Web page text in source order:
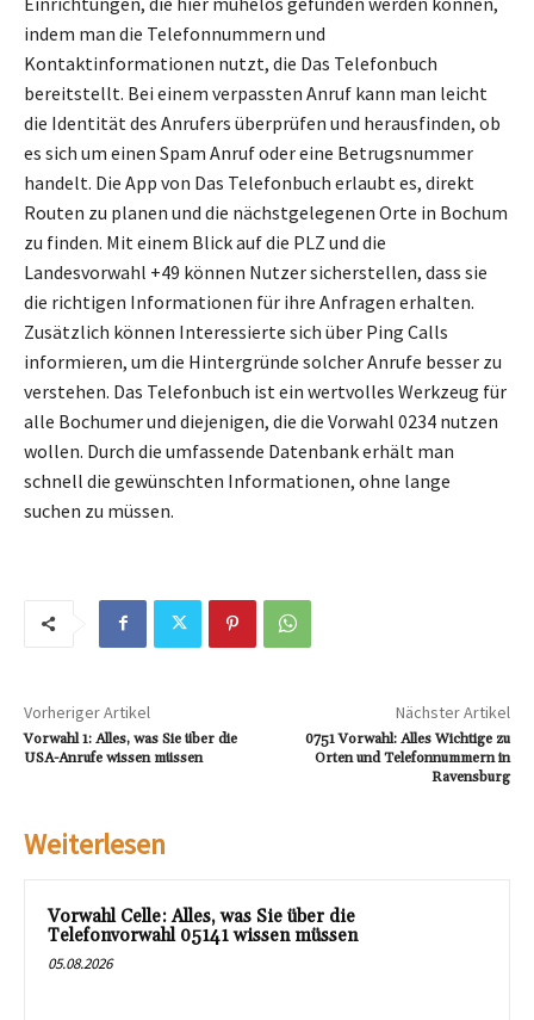
indem man die Telefonnummern und
Kontaktinformationen nutzt, die Das Telefonbuch
bereitstellt. Bei einem verpassten Anruf kann man leicht
die Identität des Anrufers überprüfen und herausfinden, ob
es sich um einen Spam Anruf oder eine Betrugsnummer
handelt. Die App von Das Telefonbuch erlaubt es, direkt
Routen zu planen und die nächstgelegenen Orte in Bochum
zu finden. Mit einem Blick auf die PLZ und die
Landesvorwahl +49 können Nutzer sicherstellen, dass sie
die richtigen Informationen für ihre Anfragen erhalten.
Zusätzlich können Interessierte sich über Ping Calls
informieren, um die Hintergründe solcher Anrufe besser zu
verstehen. Das Telefonbuch ist ein wertvolles Werkzeug für
alle Bochumer und diejenigen, die die Vorwahl 0234 nutzen
wollen. Durch die umfassende Datenbank erhält man
schnell die gewünschten Informationen, ohne lange
suchen zu müssen.
Vorheriger Artikel
Vorwahl 1: Alles, was Sie über die
USA-Anrufe wissen müssen
Nächster Artikel
0751 Vorwahl: Alles Wichtige zu
Orten und Telefonnummern in
Ravensburg
Weiterlesen
Vorwahl Celle: Alles, was Sie über die
Telefonvorwahl 05141 wissen müssen
05.08.2026